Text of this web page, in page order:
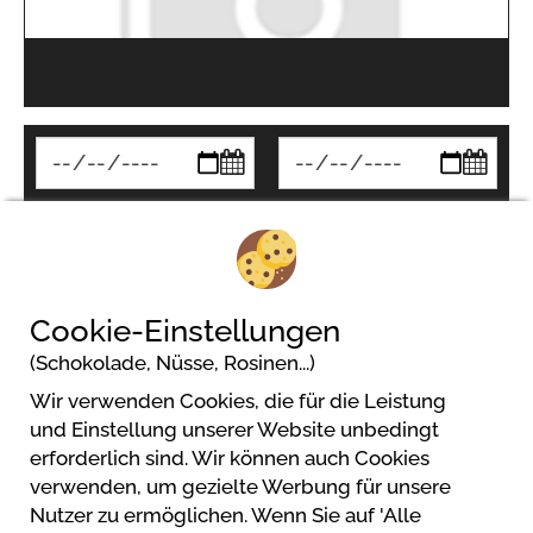
Suchen
Cookie-Einstellungen
(Schokolade, Nüsse, Rosinen...)
Wir verwenden Cookies, die für die Leistung
und Einstellung unserer Website unbedingt
erforderlich sind. Wir können auch Cookies
verwenden, um gezielte Werbung für unsere
Nutzer zu ermöglichen. Wenn Sie auf 'Alle